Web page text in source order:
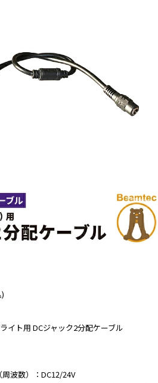
イト用 DCジャック2分配ケーブル
波数）：DC12/24V